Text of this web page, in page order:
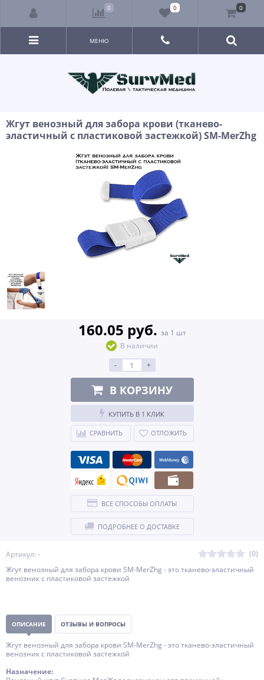
МЕНЮ
Жгут венозный для забора крови (тканево-
эластичный с пластиковой застежкой) SM-MerZhg
Артикул: -
(0)
Жгут венозный для забора крови SM-MerZhg - это тканево-эластичный
венозник с пластиковой застежкой
160.05 руб. за 1 шт
В наличии
-
+
В КОРЗИНУ
КУПИТЬ В 1 КЛИК
СРАВНИТЬ ОТЛОЖИТЬ
ВСЕ СПОСОБЫ ОПЛАТЫ
ПОДРОБНЕЕ О ДОСТАВКЕ
ОПИСАНИЕ ОТЗЫВЫ И ВОПРОСЫ
Жгут венозный для забора крови SM-MerZhg - это тканево-эластичный
венозник с пластиковой застежкой
Назначение:
0 0 0